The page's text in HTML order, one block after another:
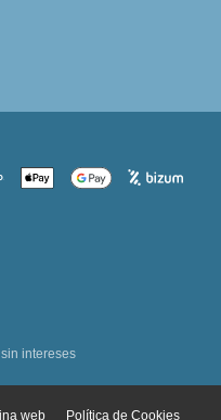
intereses
web Política de Cookies